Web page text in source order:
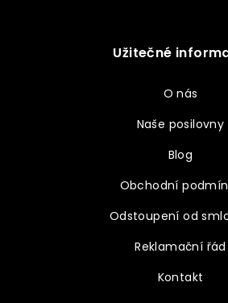
Užitečné
O nás
Naše posilovny
Blog
Obchodní
Odstoupení od
Reklamační řád
Kontakt